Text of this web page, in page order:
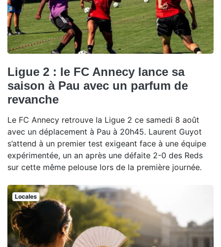
Ligue 2 : le FC Annecy lance sa
saison à Pau avec un parfum de
revanche
Le FC Annecy retrouve la Ligue 2 ce samedi 8 août
avec un déplacement à Pau à 20h45. Laurent Guyot
s’attend à un premier test exigeant face à une équipe
expérimentée, un an après une défaite 2-0 des Reds
sur cette même pelouse lors de la première journée.
Locales